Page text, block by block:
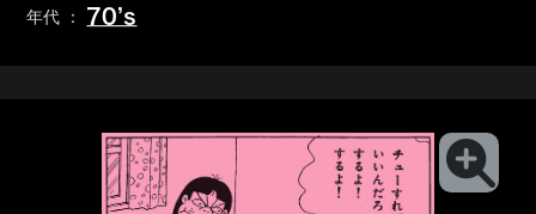
年代 ： 70’s